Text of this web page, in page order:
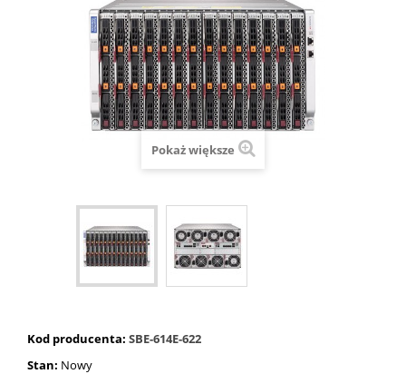
Pokaż większe
Kod producenta: SBE-614E-622
Stan: Nowy